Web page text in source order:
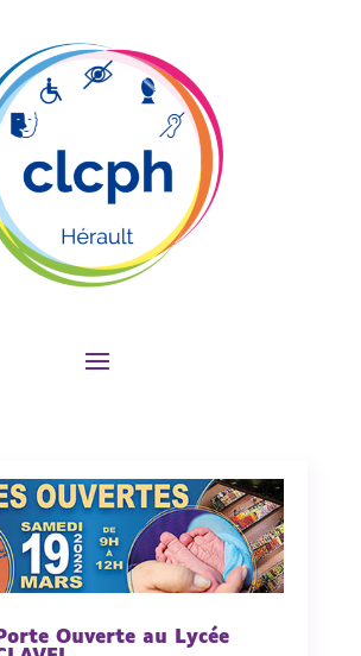
Ouverte au Lycée